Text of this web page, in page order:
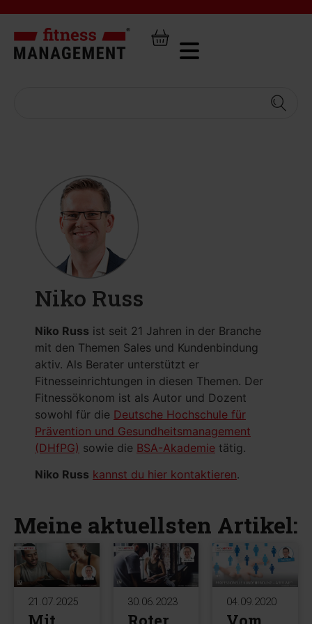
Niko Russ
Niko Russ ist seit 21 Jahren in der Branche
mit den Themen Sales und Kundenbindung
aktiv. Als Berater unterstützt er
Fitnesseinrichtungen in diesen Themen. Der
Fitnessökonom ist als Autor und Dozent
sowohl für die Deutsche Hochschule für
Prävention und Gesundheitsmanagement
(DHfPG) sowie die BSA-Akademie tätig.
Niko Russ kannst du hier kontaktieren.
Meine aktuellsten Artikel:
21.07.2025 30.06.2023 04.09.2020